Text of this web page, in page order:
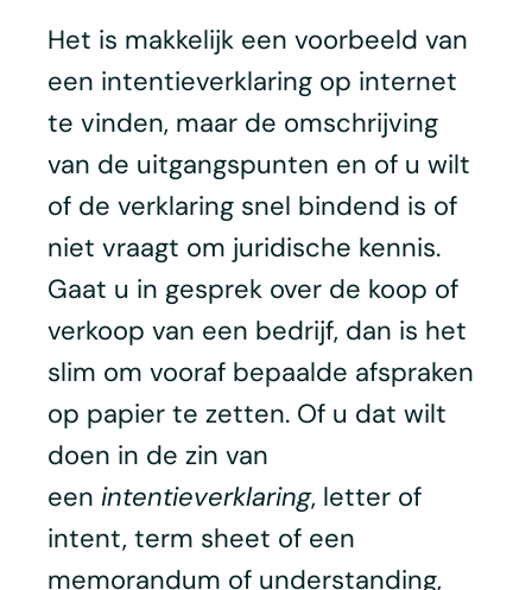
Het is makkelijk een voorbeeld van
een intentieverklaring op internet
te vinden, maar de omschrijving
van de uitgangspunten en of u wilt
of de verklaring snel bindend is of
niet vraagt om juridische kennis.
Gaat u in gesprek over de koop of
verkoop van een bedrijf, dan is het
slim om vooraf bepaalde afspraken
op papier te zetten. Of u dat wilt
doen in de zin van
een intentieverklaring, letter of
intent, term sheet of een
memorandum of understanding,